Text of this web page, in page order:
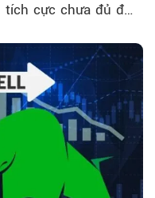
tích cực chưa đủ để